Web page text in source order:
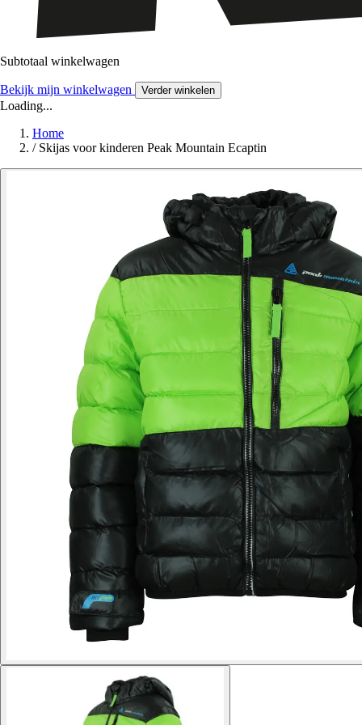
Subtotaal winkelwagen
Bekijk mijn winkelwagen Verder winkelen
Loading...
Home
/ Skijas voor kinderen Peak Mountain Ecaptin